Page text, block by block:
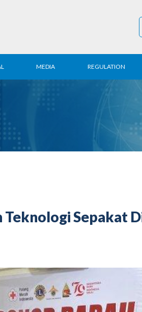
MEDIA REGULATION
Sepakat